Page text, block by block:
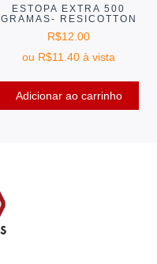
ESTOPA EXTRA 500
GRAMAS- RESICOTTON
R$12.00
ou R$11.40 à vista
Adicionar ao carrinho